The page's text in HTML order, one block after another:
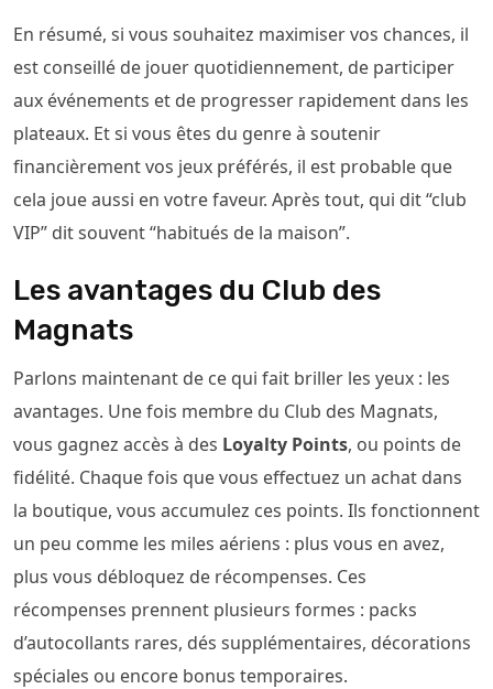
En résumé, si vous souhaitez maximiser vos chances, il
est conseillé de jouer quotidiennement, de participer
aux événements et de progresser rapidement dans les
plateaux. Et si vous êtes du genre à soutenir
financièrement vos jeux préférés, il est probable que
cela joue aussi en votre faveur. Après tout, qui dit “club
VIP” dit souvent “habitués de la maison”.
Les avantages du Club des
Magnats
Parlons maintenant de ce qui fait briller les yeux : les
avantages. Une fois membre du Club des Magnats,
vous gagnez accès à des Loyalty Points, ou points de
fidélité. Chaque fois que vous effectuez un achat dans
la boutique, vous accumulez ces points. Ils fonctionnent
un peu comme les miles aériens : plus vous en avez,
plus vous débloquez de récompenses. Ces
récompenses prennent plusieurs formes : packs
d’autocollants rares, dés supplémentaires, décorations
spéciales ou encore bonus temporaires.